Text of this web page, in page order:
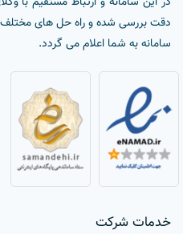
دقت بررسی شده و راه حل های مختلف
سامانه به شما اعلام می گردد.
خدمات شرکت